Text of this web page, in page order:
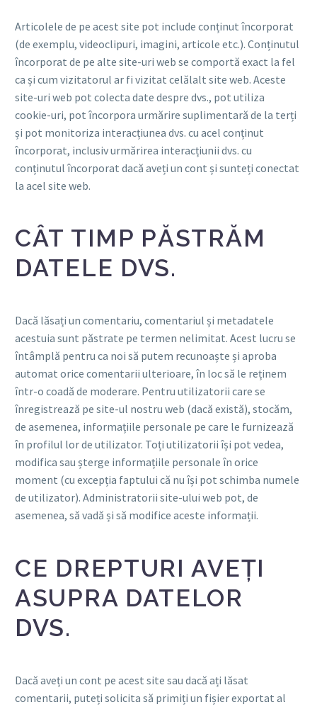
Articolele de pe acest site pot include conținut încorporat
(de exemplu, videoclipuri, imagini, articole etc.). Conținutul
încorporat de pe alte site-uri web se comportă exact la fel
ca și cum vizitatorul ar fi vizitat celălalt site web. Aceste
site-uri web pot colecta date despre dvs., pot utiliza
cookie-uri, pot încorpora urmărire suplimentară de la terți
și pot monitoriza interacțiunea dvs. cu acel conținut
încorporat, inclusiv urmărirea interacțiunii dvs. cu
conținutul încorporat dacă aveți un cont și sunteți conectat
la acel site web.
CÂT TIMP PĂSTRĂM
DATELE DVS.
Dacă lăsați un comentariu, comentariul și metadatele
acestuia sunt păstrate pe termen nelimitat. Acest lucru se
întâmplă pentru ca noi să putem recunoaște și aproba
automat orice comentarii ulterioare, în loc să le reținem
într-o coadă de moderare. Pentru utilizatorii care se
înregistrează pe site-ul nostru web (dacă există), stocăm,
de asemenea, informațiile personale pe care le furnizează
în profilul lor de utilizator. Toți utilizatorii își pot vedea,
modifica sau șterge informațiile personale în orice
moment (cu excepția faptului că nu își pot schimba numele
de utilizator). Administratorii site-ului web pot, de
asemenea, să vadă și să modifice aceste informații.
CE DREPTURI AVEȚI
ASUPRA DATELOR
DVS.
Dacă aveți un cont pe acest site sau dacă ați lăsat
comentarii, puteți solicita să primiți un fișier exportat al